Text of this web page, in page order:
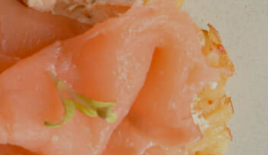
Naslovnica